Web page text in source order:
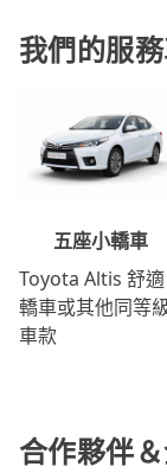
我們的服
五座小轎車
Toyota Altis 舒適
轎車或其他同等
車款
合作夥伴